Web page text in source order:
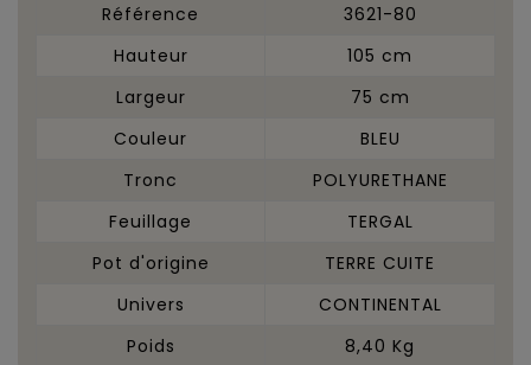
Référence
3621-80
Hauteur
105 cm
Largeur
75 cm
Couleur
BLEU
Tronc
POLYURETHANE
Feuillage
TERGAL
Pot d'origine
TERRE CUITE
Univers
CONTINENTAL
Poids
8,40 Kg